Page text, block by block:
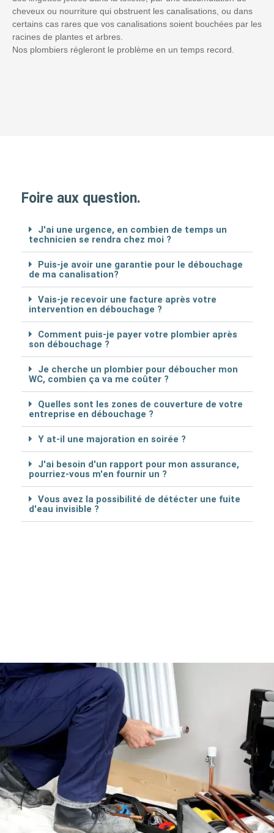
cheveux ou nourriture qui obstruent les canalisations, ou dans
certains cas rares que vos canalisations soient bouchées par les
racines de plantes et arbres.
Nos plombiers régleront le problème en un temps record.
Foire aux question.
J'ai une urgence, en combien de temps un
technicien se rendra chez moi ?
Puis-je avoir une garantie pour le débouchage
de ma canalisation?
Vais-je recevoir une facture après votre
intervention en débouchage ?
Comment puis-je payer votre plombier après
son débouchage ?
Je cherche un plombier pour déboucher mon
WC, combien ça va me coûter ?
Quelles sont les zones de couverture de votre
entreprise en débouchage ?
Y at-il une majoration en soirée ?
J'ai besoin d'un rapport pour mon assurance,
pourriez-vous m'en fournir un ?
Vous avez la possibilité de détécter une fuite
d'eau invisible ?